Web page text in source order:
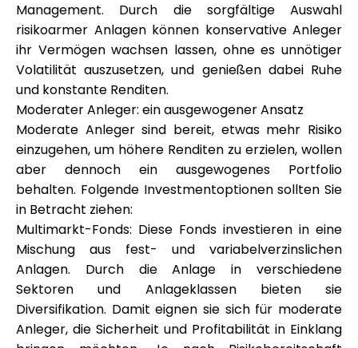
Management. Durch die sorgfältige Auswahl
risikoarmer Anlagen können konservative Anleger
ihr Vermögen wachsen lassen, ohne es unnötiger
Volatilität auszusetzen, und genießen dabei Ruhe
und konstante Renditen.
Moderater Anleger: ein ausgewogener Ansatz
Moderate Anleger sind bereit, etwas mehr Risiko
einzugehen, um höhere Renditen zu erzielen, wollen
aber dennoch ein ausgewogenes Portfolio
behalten. Folgende Investmentoptionen sollten Sie
in Betracht ziehen:
Multimarkt-Fonds: Diese Fonds investieren in eine
Mischung aus fest- und variabelverzinslichen
Anlagen. Durch die Anlage in verschiedene
Sektoren und Anlageklassen bieten sie
Diversifikation. Damit eignen sie sich für moderate
Anleger, die Sicherheit und Profitabilität in Einklang